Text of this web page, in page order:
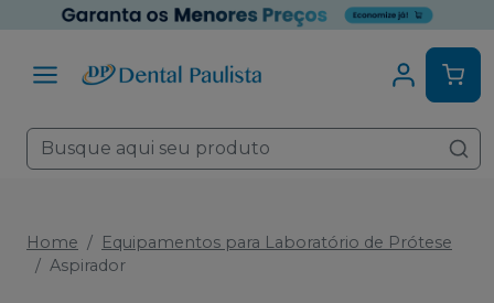
Home
Equipamentos para Laboratório de Prótese
Aspirador